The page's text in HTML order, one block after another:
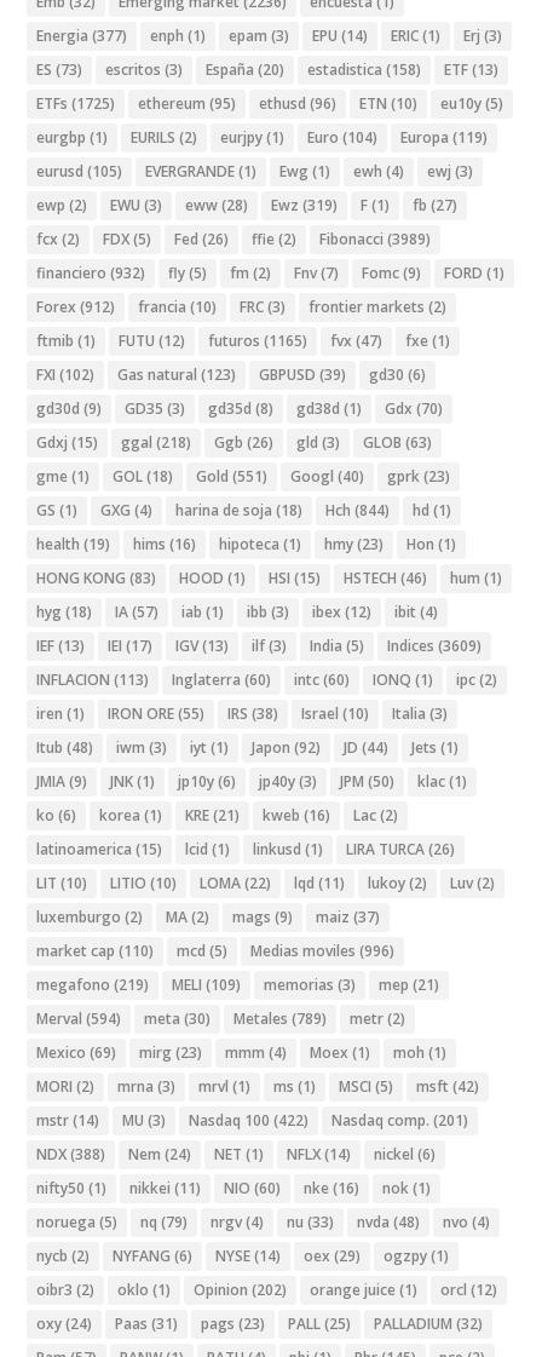
Energia (377) enph (1) epam (3) EPU (14) ERIC(1) Erj (3)
ES (73) escritos (3) España (20) estadistica (158) ETF(13)
ETFs (1725) ethereum (95) ethusd (96) ETN (10) eu10y(5)
eurgbp (1) EURILS (2) eurjpy(1) Euro (104) Europa (119)
eurusd (105) EVERGRANDE(1) Ewg (1) ewh (4) ewj (3)
ewp (2) EWU (3) eww(28) Ewz (319) F(1) fb (27)
fcx (2) FDX(5) Fed (26) ffie (2) Fibonacci (3989)
financiero (932) fly(5) fm (2) Fnv(7) Fomc(9) FORD (1)
Forex (912) francia (10) FRC(3) frontier markets (2)
ftmib (1) FUTU (12) futuros (1165) fvx (47) fxe (1)
FXI (102) Gas natural (123) GBPUSD (39) gd30 (6)
gd30d (9) GD35 (3) gd35d (8) gd38d (1) Gdx (70)
Gdxj (15) ggal (218) Ggb (26) gld (3) GLOB (63)
gme (1) GOL(18) Gold (551) Googl (40) gprk(23)
GS (1) GXG (4) harina de soja (18) Hch (844) hd (1)
health (19) hims (16) hipoteca (1) hmy(23) Hon (1)
HONG KONG (83) HOOD (1) HSI (15) HSTECH (46) hum (1)
hyg (18) IA(57) iab (1) ibb (3) ibex (12) ibit (4)
IEF(13) IEI (17) IGV(13) ilf(3) India (5) Indices (3609)
INFLACION (113) Inglaterra (60) intc(60) IONQ (1) ipc(2)
iren (1) IRON ORE(55) IRS (38) Israel (10) Italia (3)
Itub (48) iwm (3) iyt (1) Japon (92) JD (44) Jets (1)
JMIA(9) JNK(1) jp10y(6) jp40y(3) JPM (50) klac(1)
ko (6) korea (1) KRE(21) kweb (16) Lac(2)
latinoamerica (15) lcid (1) linkusd (1) LIRA TURCA(26)
LIT (10) LITIO (10) LOMA(22) lqd (11) lukoy(2) Luv(2)
luxemburgo (2) MA(2) mags (9) maiz (37)
market cap (110) mcd (5) Medias moviles (996)
megafono (219) MELI (109) memorias (3) mep (21)
Merval (594) meta (30) Metales (789) metr(2)
Mexico (69) mirg (23) mmm (4) Moex (1) moh (1)
MORI (2) mrna (3) mrvl (1) ms (1) MSCI (5) msft (42)
mstr(14) MU (3) Nasdaq 100 (422) Nasdaq comp. (201)
NDX(388) Nem (24) NET (1) NFLX(14) nickel (6)
nifty50 (1) nikkei (11) NIO (60) nke (16) nok(1)
noruega (5) nq (79) nrgv(4) nu (33) nvda (48) nvo (4)
nycb (2) NYFANG (6) NYSE(14) oex (29) ogzpy(1)
oibr3 (2) oklo (1) Opinion (202) orange juice (1) orcl (12)
oxy(24) Paas (31) pags (23) PALL(25) PALLADIUM (32)